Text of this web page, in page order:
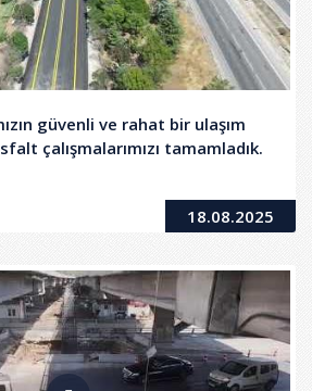
güvenli ve rahat bir ulaşım
çalışmalarımızı tamamladık.
18.08.2025